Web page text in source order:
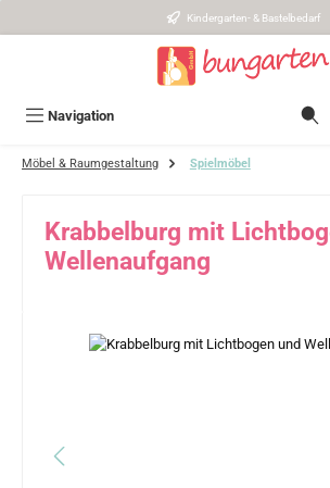
Kindergarten- & Bastelbedarf
Navigation
Möbel & Raumgestaltung Spielmöbel
Krabbelburg mit
Wellenaufgang
Bildergalerie überspringen